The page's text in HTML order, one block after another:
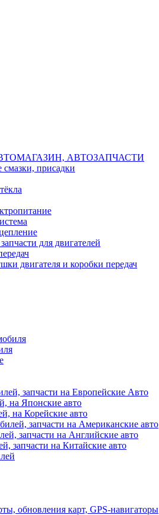
АВТОЗАПЧАСТИ
присадки
для двигателей
двигателя и коробки передач
запчасти на Европейские Авто
на Японские авто
на Корейские авто
запчасти на Американские авто
запчасти на Английские авто
запчасти на Китайские авто
обновления карт, GPS-навигаторы